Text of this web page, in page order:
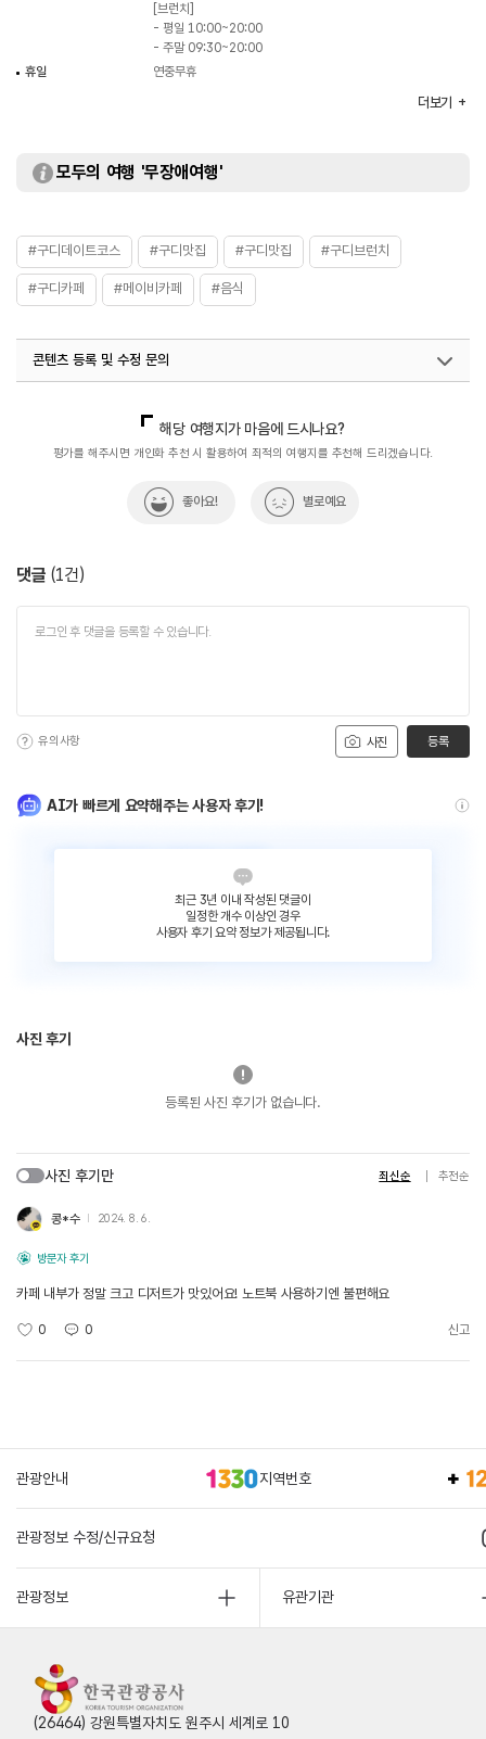
[브런치]
- 평일 10:00~20:00
- 주말 09:30~20:00
휴일
연중무휴
에그베네딕트 등
화장실
더보기
모두의 여행 '무장애여행'
#구디데이트코스 #구디맛집 #구디맛집 #구디브런치
#구디카페 #메이비카페 #음식
콘텐츠 등록 및 수정 문의
해당 여행지가 마음에 드시나요?
평가를 해주시면 개인화 추천 시 활용하여 최적의 여행지를 추천해 드리겠습니다.
좋아요! 별로예요
댓글 (1건)
사진
유의사항 등록
AI가 빠르게 요약해주는 사용자 후기!
최근 3년 이내 작성된 댓글이
일정한 개수 이상인 경우
사용자 후기 요약 정보가 제공됩니다.
사진 후기
등록된 사진 후기가 없습니다.
사진 후기만 최신순 추천순
콩*수 2024. 8. 6.
방문자 후기
카페 내부가 정말 크고 디저트가 맛있어요! 노트북 사용하기엔 불편해요
0 0 신고
관광안내 지역번호
관광정보 수정/신규요청
관광정보 유관기관
(26464) 강원특별자치도 원주시 세계로 10